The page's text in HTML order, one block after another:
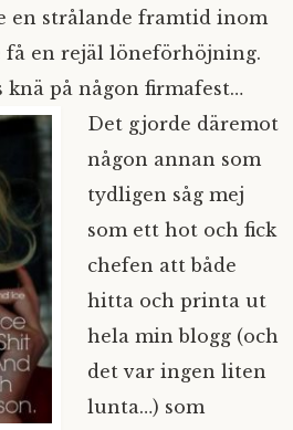
en strålande framtid inom
få en rejäl löneförhöjning.
knä på någon firmafest…
Det gjorde däremot
någon annan som
tydligen såg mej
som ett hot och fick
chefen att både
hitta och printa ut
hela min blogg (och
det var ingen liten
lunta…) som